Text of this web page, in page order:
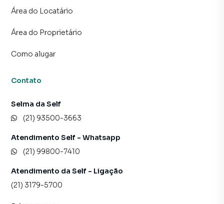
Área do Locatário
Área do Proprietário
Como alugar
Contato
Selma da Self
(21) 93500-3663
Atendimento Self - Whatsapp
(21) 99800-7410
Atendimento da Self - Ligação
(21) 3179-5700